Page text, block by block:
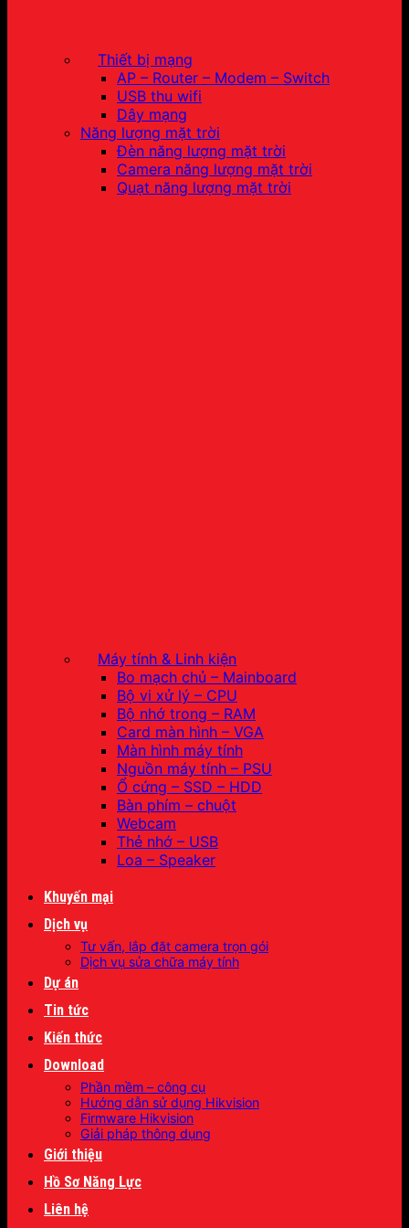
Thiết bị mạng
AP – Router – Modem – Switch
USB thu wifi
Dây mạng
Năng lượng mặt trời
Đèn năng lượng mặt trời
Camera năng lượng mặt trời
Quạt năng lượng mặt trời
Máy tính & Linh kiện
Bo mạch chủ – Mainboard
Bộ vi xử lý – CPU
Bộ nhớ trong – RAM
Card màn hình – VGA
Màn hình máy tính
Nguồn máy tính – PSU
Ổ cứng – SSD – HDD
Bàn phím – chuột
Webcam
Thẻ nhớ – USB
Loa – Speaker
Khuyến mại
Dịch vụ
Tư vấn, lắp đặt camera trọn gói
Dịch vụ sửa chữa máy tính
Dự án
Tin tức
Kiến thức
Download
Phần mềm – công cụ
Hướng dẫn sử dụng Hikvision
Firmware Hikvision
Giải pháp thông dụng
Giới thiệu
Hồ Sơ Năng Lực
Liên hệ